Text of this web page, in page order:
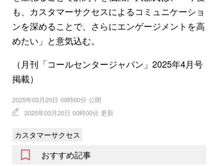
も、カスタマーサクセスによるコミュニケーショ
ンを深めることで、さらにエンゲージメントを高
めたい」と意気込む。
（月刊「コールセンタージャパン」2025年4月号
掲載）
2025年03月20日 00時00分 公開
2025年03月20日 00時00分 更新
カスタマーサクセス
おすすめ記事